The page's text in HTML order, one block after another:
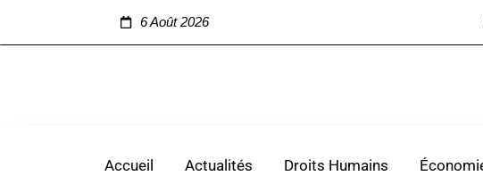
6 Août 2026
Accueil Actualités Droits Humains